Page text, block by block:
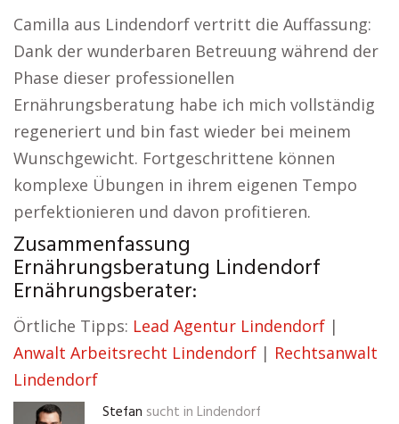
Camilla aus Lindendorf vertritt die Auffassung:
Dank der wunderbaren Betreuung während der
Phase dieser professionellen
Ernährungsberatung habe ich mich vollständig
regeneriert und bin fast wieder bei meinem
Wunschgewicht. Fortgeschrittene können
komplexe Übungen in ihrem eigenen Tempo
perfektionieren und davon profitieren.
Zusammenfassung
Ernährungsberatung Lindendorf
Ernährungsberater:
Örtliche Tipps: Lead Agentur Lindendorf |
Anwalt Arbeitsrecht Lindendorf | Rechtsanwalt
Lindendorf
Stefan sucht in Lindendorf